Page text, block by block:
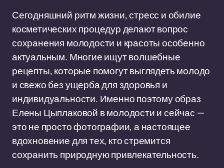
Сегодняшний ритм жизни, стресс и обилие
косметических процедур делают вопрос
сохранения молодости и красоты особенно
актуальным. Многие ищут волшебные
рецепты, которые помогут выглядеть молодо
и свежо без ущерба для здоровья и
индивидуальности. Именно поэтому образ
Елены Цыплаковой в молодости и сейчас —
это не просто фотографии, а настоящее
вдохновение для тех, кто стремится
сохранить природную привлекательность.